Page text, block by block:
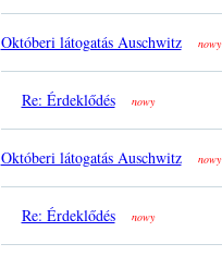
Októberi látogatás Auschwitz nowy
Re: Érdeklődés nowy
Októberi látogatás Auschwitz nowy
Re: Érdeklődés nowy